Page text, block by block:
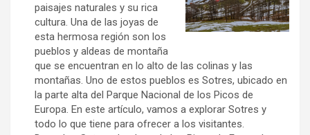
paisajes naturales y su rica
cultura. Una de las joyas de
esta hermosa región son los
pueblos y aldeas de montaña
que se encuentran en lo alto de las colinas y las
montañas. Uno de estos pueblos es Sotres, ubicado en
la parte alta del Parque Nacional de los Picos de
Europa. En este artículo, vamos a explorar Sotres y
todo lo que tiene para ofrecer a los visitantes.